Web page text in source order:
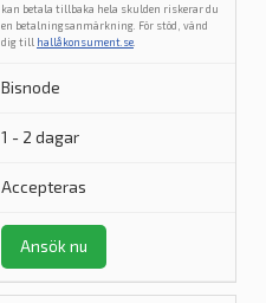
kan betala tillbaka hela skulden riskerar du
en betalningsanmärkning. För stöd, vänd
dig till hallåkonsument.se
Bisnode
1 - 2 dagar
Accepteras
Ansök nu